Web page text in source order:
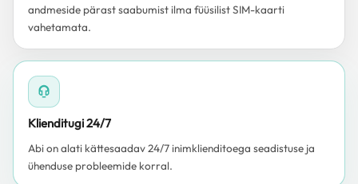
andmeside pärast saabumist ilma füüsilist SIM-kaarti
vahetamata.
Klienditugi 24/7
Abi on alati kättesaadav 24/7 inimklienditoega seadistuse ja
ühenduse probleemide korral.